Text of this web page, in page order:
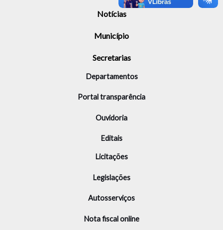
Notícias
Município
Secretarias
Departamentos
Portal transparência
Ouvidoria
Editais
Licitações
Legislações
Autosserviços
Nota fiscal online